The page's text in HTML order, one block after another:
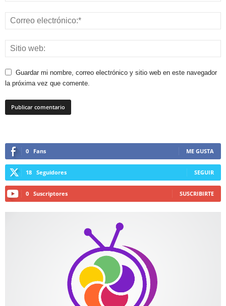
Guardar mi nombre, correo electrónico y sitio web en este navegador
la próxima vez que comente.
0 Fans ME GUSTA
18 Seguidores SEGUIR
0 Suscriptores SUSCRIBIRTE